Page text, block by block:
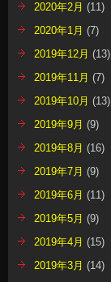
2020年2月 (11)
2020年1月 (7)
2019年12月 (13)
2019年11月 (7)
2019年10月 (13)
2019年9月 (9)
2019年8月 (16)
2019年7月 (9)
2019年6月 (11)
2019年5月 (9)
2019年4月 (15)
2019年3月 (14)